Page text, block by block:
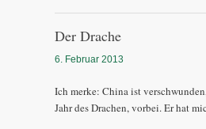
Der Drache
6. Februar 2013
Ich merke: China ist
Jahr des Drachen, vorbei. Er hat